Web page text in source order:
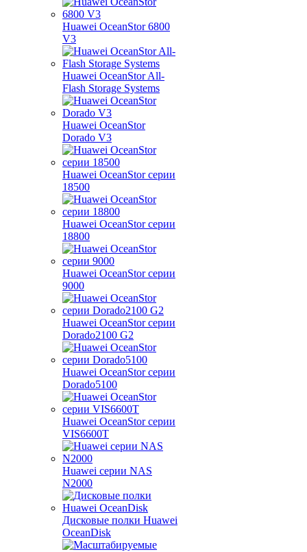
Huawei OceanStor 6800
V3
Huawei OceanStor All-
Flash Storage Systems
Huawei OceanStor
Dorado V3
Huawei OceanStor серии
18500
Huawei OceanStor серии
18800
Huawei OceanStor серии
9000
Huawei OceanStor серии
Dorado2100 G2
Huawei OceanStor серии
Dorado5100
Huawei OceanStor серии
VIS6600T
Huawei серии NAS
N2000
Дисковые полки Huawei
OceanDisk